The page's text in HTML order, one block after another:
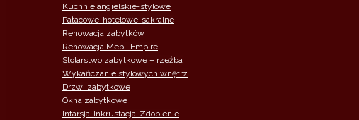
Kuchnie angielskie-stylowe
Pałacowe-hotelowe-sakralne
Renowacja zabytków
Renowacja Mebli Empire
Stolarstwo zabytkowe – rzeżba
Wykańczanie stylowych wnętrz
Drzwi zabytkowe
Okna zabytkowe
Intarsja-Inkrustacja-Zdobienie